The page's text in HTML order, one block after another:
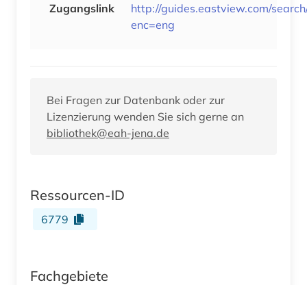
Zugangslink
http://guides.eastview.com/
enc=eng
Bei Fragen zur Datenbank oder zur
Lizenzierung wenden Sie sich gerne an
bibliothek@eah-jena.de
Ressourcen-ID
6779
Fachgebiete